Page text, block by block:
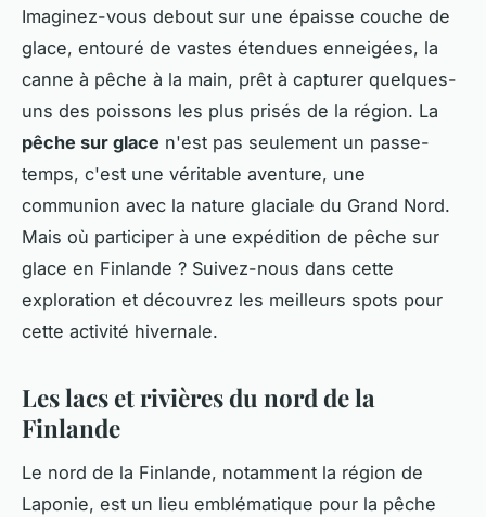
Imaginez-vous debout sur une épaisse couche de
glace, entouré de vastes étendues enneigées, la
canne à pêche à la main, prêt à capturer quelques-
uns des poissons les plus prisés de la région. La
pêche sur glace n'est pas seulement un passe-
temps, c'est une véritable aventure, une
communion avec la nature glaciale du Grand Nord.
Mais où participer à une expédition de pêche sur
glace en Finlande ? Suivez-nous dans cette
exploration et découvrez les meilleurs spots pour
cette activité hivernale.
Les lacs et rivières du nord de la
Finlande
Le nord de la Finlande, notamment la région de
Laponie, est un lieu emblématique pour la pêche